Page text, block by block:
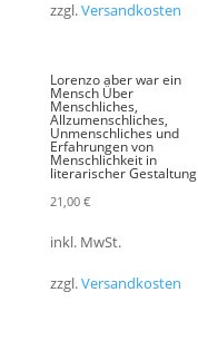
zzgl.Versandkosten
Lorenzo aber war ein
Mensch Über
Menschliches,
Allzumenschliches,
Unmenschliches und
Erfahrungen von
Menschlichkeit in
literarischer Gestaltung
21,00 €
inkl. MwSt.
zzgl.Versandkosten